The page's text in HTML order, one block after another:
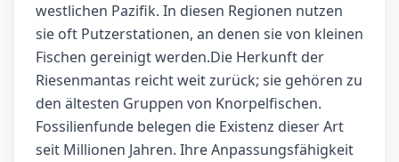
westlichen Pazifik. In diesen Regionen nutzen
sie oft Putzerstationen, an denen sie von kleinen
Fischen gereinigt werden.Die Herkunft der
Riesenmantas reicht weit zurück; sie gehören zu
den ältesten Gruppen von Knorpelfischen.
Fossilienfunde belegen die Existenz dieser Art
seit Millionen Jahren. Ihre Anpassungsfähigkeit